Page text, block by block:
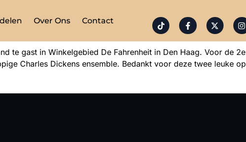
Over Ons Contact
te gast in Winkelgebied De Fahrenheit in Den Haag. Voor de
Charles Dickens ensemble. Bedankt voor deze twee leuke